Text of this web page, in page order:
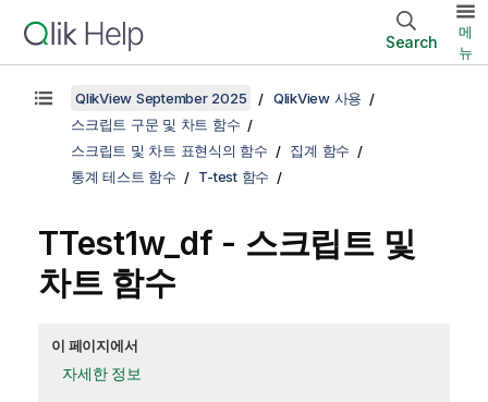
Search
메
뉴
QlikView September 2025
QlikView 사용
스크립트 구문 및 차트 함수
스크립트 및 차트 표현식의 함수
집계 함수
통계 테스트 함수
T-test 함수
TTest1w_df - 스크립트 및
차트 함수
이 페이지에서
자세한 정보